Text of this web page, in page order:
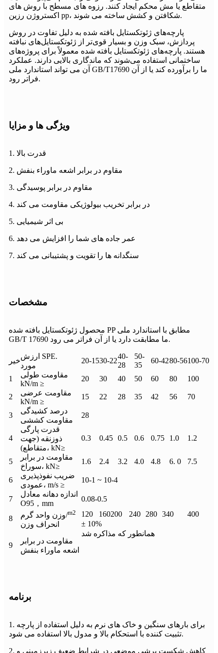
متقاطع یا مش محکم ایجاد کنند. رزوه های مسطح با روش های
اکستروژن رزین pp، شکافتن و کشش ساخته می شوند.
پارچه‌های ژئوتکستایل بافته شده به دلیل تفاوت در روش
پردازش، سبک وزن و بسیار قوی‌تر از ژئوتکستایل‌های نبافته
هستند. پارچه‌های ژئوتکستایل بافته شده معمولاً برای پروژه‌های
ساختمانی استفاده می‌شوند که ماندگاری بالایی دارند. عملکرد
آن می تواند استاندارد ملی GB/T17690 ما را برآورده کند یا از آن
فراتر رود.
ویژگی ها و مزایا
1. قدرت بالا
2. مقاوم در برابر اشعه ماوراء بنفش
3. مقاوم در برابر پوسیدگی
4. در برابر تخریب بیولوژیکی مقاومت می کند
5. بی اثر شیمیایی
6. عمر جاده های شما را افزایش می دهد
7. سنگدانه ها را تقویت و پشتیبانی می کند
مشخصات
محصول ژئوتکستایل بافته شده PP مطابق با استاندارد ملی
GB/T 17690 ما مطابقت دارد یا از آن فراتر می رود.
خیر
ارزش SPE.
20-1530-22
40-
28
50-
35
60-4280-56100-70
مورد
1
مقاومت طولی
kN/m ≥
20 30 40 50 60 80 100
2
مقاومت عرضی
kN/m ≥
15 22 28 35 42 56 70
3
درصد کشیدگی
مقاومت کششی
28
4
قدرت پارگی
ذوزنقه (جهت
متقاطع)، kN≥
0.3 0.45 0.5 0.6 0.75 1.0 1.2
5
مقاومت در برابر
سوراخ، kN≥
1.6 2.4 3.2 4.0 4.8 6. 0 7.5
6
ضریب نفوذپذیری
عمودی، m/s ≥
10-1 ~ 10-4
7
اندازه دهانه معادل
O95，mm
0.08-0.5
8 وزن واحد گرم/m2 120 160200 240 280 340
400
انحراف وزن
± 10%
9
مقاومت در برابر
اشعه ماوراء بنفش
همانطور که مذاکره شد
برنامه
1. برای بارهای سنگین و خاک های نرم به دلیل استفاده از پارچه
تثبیت کننده با استحکام بالا و مدول بالا استفاده می شود.
2. کاهش شکست برشی موضعی در شرایط ضعیف زیرزمینی و